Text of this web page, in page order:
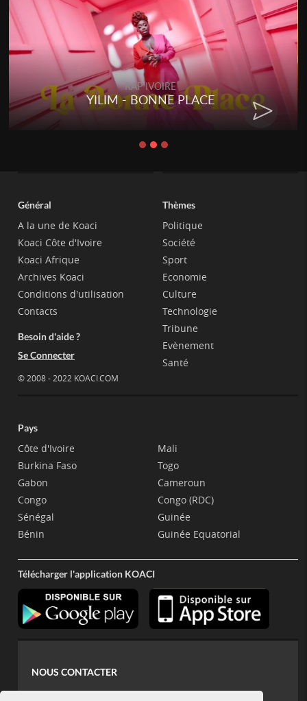
RAP IVOIRE
YILIM - BONNE PLACE
Général
A la une de Koaci
Koaci Côte d'Ivoire
Koaci Afrique
Archives Koaci
Conditions d'utilisation
Contacts
Besoin d'aide ?
Se Connecter
© 2008 - 2022 KOACI.COM
Thèmes
Politique
Société
Sport
Economie
Culture
Technologie
Tribune
Evènement
Santé
Pays
Côte d'Ivoire
Burkina Faso
Gabon
Congo
Sénégal
Bénin
Mali
Togo
Cameroun
Congo (RDC)
Guinée
Guinée Equatorial
Télécharger l'application KOACI
NOUS CONTACTER